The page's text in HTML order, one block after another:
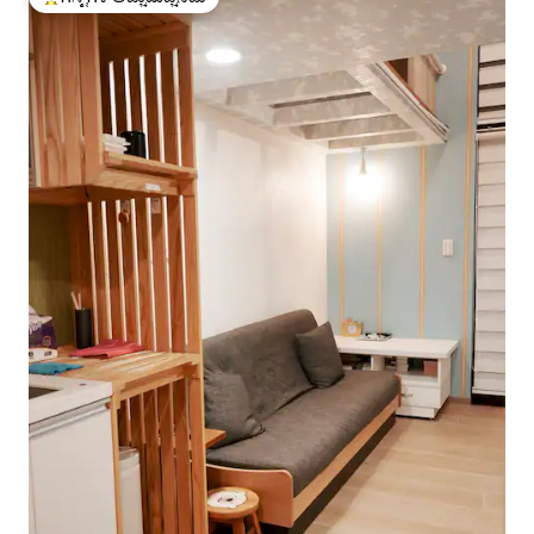
ಗೆಸ್ಟ್‌ಗಳಿಗೆ ಅತಿ ಹೆಚ್ಚು ಅಚ್ಚುಮೆಚ್ಚಿನದು